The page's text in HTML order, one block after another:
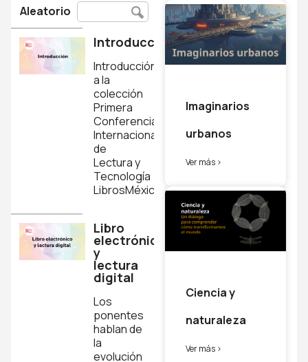
Aleatorio
Introducción
Introducción
a la
colección
Primera
Conferencia
Internacional
de
Lectura y
Tecnología
LibrosMéxico.
Libro
electrónico
y
lectura
digital
Los
ponentes
hablan de
la
evolución
Imaginarios
urbanos
Ver más >
Ciencia y
naturaleza
Ver más >